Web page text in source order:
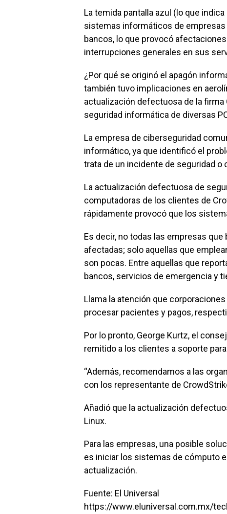
La temida pantalla azul (lo que
sistemas informáticos de
bancos, lo que provocó
interrupciones generales en sus
¿Por qué se originó el apagón
también tuvo implicaciones en
actualización defectuosa de la firma
seguridad informática de diversas
La empresa de ciberseguridad
informático, ya que identificó el
trata de un incidente de seguridad o
La actualización defectuosa de
computadoras de los clientes de
rápidamente provocó que los
Es decir, no todas las empresas
afectadas; solo aquellas que
son pocas. Entre aquellas que
bancos, servicios de emergencia y
Llama la atención que
procesar pacientes y pagos,
Por lo pronto, George Kurtz, el
remitido a los clientes a soporte
“Además, recomendamos a las
con los representante de
Añadió que la actualización
Linux.
Para las empresas, una posible
es iniciar los sistemas de cómputo
actualización.
Fuente: El Universal
https://www.eluniversal.com.mx/